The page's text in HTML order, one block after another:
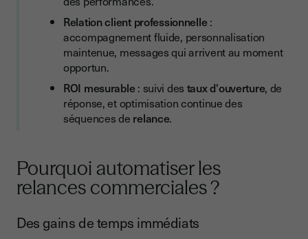
Les bonnes pratiques pour automatiser sans détériorer la
relation client
Maintenir une vraie personnalisation
Relancer avec une intention claire
Adapter le rythme des relances au niveau d’intérêt
Tableau récapitulatif : Quel scénario pour quel objectif ?
automatisées ?
Relation client professionnelle:
accompagnement fluide, personnalisation
maintenue, messages qui arrivent au moment
opportun.
ROI mesurable: suivi des taux d'ouverture, de
réponse, et optimisation continue des
séquences de relance.
Pourquoi automatiser les
relances commerciales ?
Des gains de temps immédiats